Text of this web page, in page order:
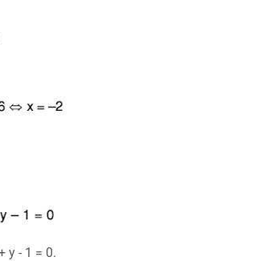
y - 1 = 0.